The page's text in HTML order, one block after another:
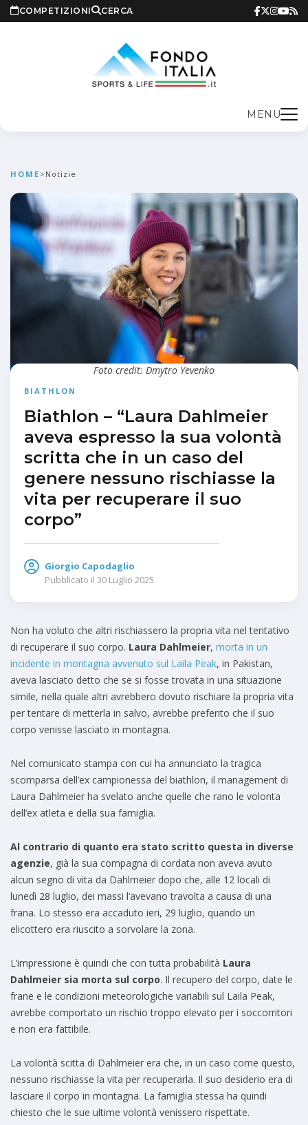
COMPETIZIONI CERCA
MENU
HOME > Notizie
BIATHLON
Biathlon – “Laura Dahlmeier
aveva espresso la sua volontà
scritta che in un caso del
genere nessuno rischiasse la
vita per recuperare il suo
corpo”
Giorgio Capodaglio
Pubblicato il 30 Luglio 2025
Foto credit: Dmytro Yevenko
Non ha voluto che altri rischiassero la propria vita nel tentativo
di recuperare il suo corpo. Laura Dahlmeier, morta in un
incidente in montagna avvenuto sul Laila Peak, in Pakistan,
aveva lasciato detto che se si fosse trovata in una situazione
simile, nella quale altri avrebbero dovuto rischiare la propria vita
per tentare di metterla in salvo, avrebbe preferito che il suo
corpo venisse lasciato in montagna.
Nel comunicato stampa con cui ha annunciato la tragica
scomparsa dell’ex campionessa del biathlon, il management di
Laura Dahlmeier ha svelato anche quelle che rano le volonta
dell’ex atleta e della sua famiglia.
Al contrario di quanto era stato scritto questa in diverse
agenzie, già la sua compagna di cordata non aveva avuto
alcun segno di vita da Dahlmeier dopo che, alle 12 locali di
lunedì 28 luglio, dei massi l’avevano travolta a causa di una
frana. Lo stesso era accaduto ieri, 29 luglio, quando un
elicottero era riuscito a sorvolare la zona.
L’impressione è quindi che con tutta probabilità Laura
Dahlmeier sia morta sul corpo. Il recupero del corpo, date le
frane e le condizioni meteorologiche variabili sul Laila Peak,
avrebbe comportato un rischio troppo elevato per i soccorritori
e non era fattibile.
La volontà scitta di Dahlmeier era che, in un caso come questo,
nessuno rischiasse la vita per recuperarla. Il suo desiderio era di
lasciare il corpo in montagna. La famiglia stessa ha quindi
chiesto che le sue ultime volontà venissero rispettate.